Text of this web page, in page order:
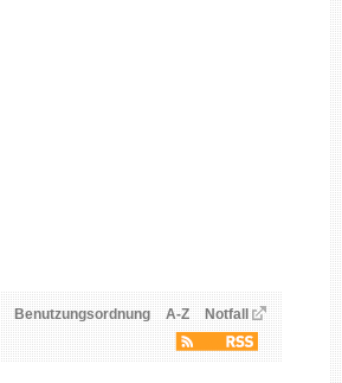
Benutzungsordnung A-Z Notfall